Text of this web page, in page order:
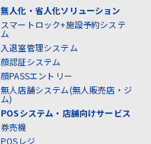
無人化・省人化ソリューション
スマートロック+施設予約システ
ム
入退室管理システム
顔認証システム
顔PASSエントリー
無人店舗システム(無人販売店・ジ
ム)
POSシステム・店舗向けサービス
券売機
POSレジ